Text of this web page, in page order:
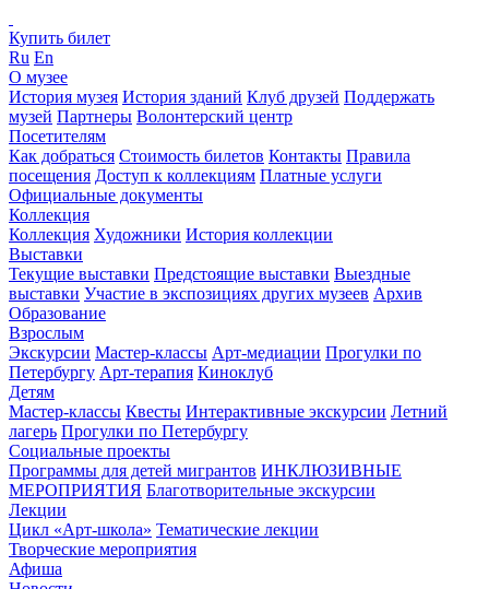
Купить билет
Ru En
О музее
История музея История зданий Клуб друзей Поддержать
музей Партнеры Волонтерский центр
Посетителям
Как добраться Стоимость билетов Контакты Правила
посещения Доступ к коллекциям Платные услуги
Официальные документы
Коллекция
Коллекция Художники История коллекции
Выставки
Текущие выставки Предстоящие выставки Выездные
выставки Участие в экспозициях других музеев Архив
Образование
Взрослым
Экскурсии Мастер-классы Арт-медиации Прогулки по
Петербургу Арт-терапия Киноклуб
Детям
Мастер-классы Квесты Интерактивные экскурсии Летний
лагерь Прогулки по Петербургу
Социальные проекты
Программы для детей мигрантов ИНКЛЮЗИВНЫЕ
МЕРОПРИЯТИЯ Благотворительные экскурсии
Лекции
Цикл «Арт-школа» Тематические лекции
Творческие мероприятия
Афиша